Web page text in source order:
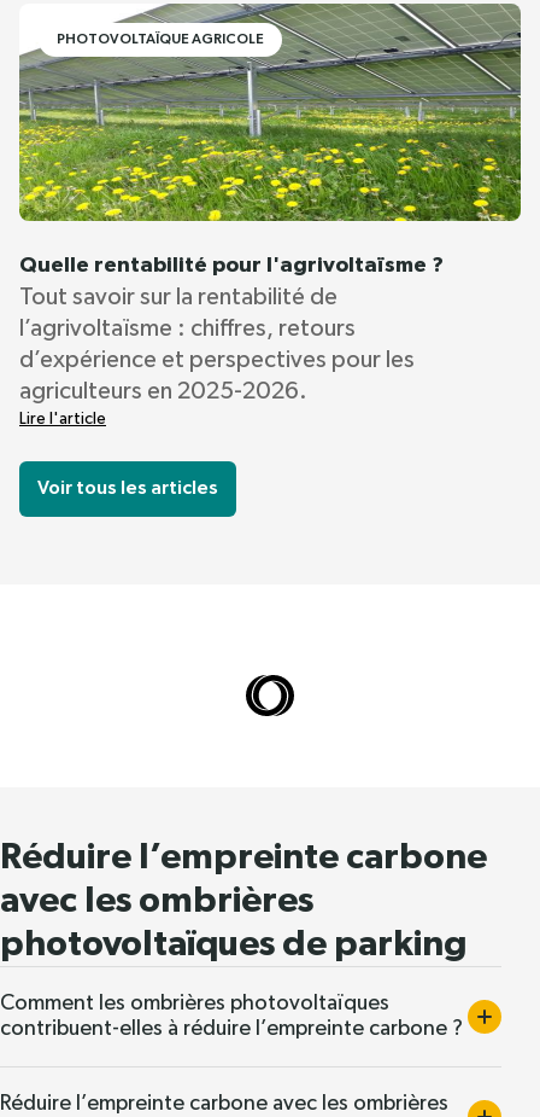
PHOTOVOLTAÏQUE AGRICOLE
Quelle rentabilité pour l'agrivoltaïsme ?
Tout savoir sur la rentabilité de
l’agrivoltaïsme : chiffres, retours
d’expérience et perspectives pour les
agriculteurs en 2025-2026.
Lire l'article
Voir tous les articles
Réduire l’empreinte carbone
avec les ombrières
photovoltaïques de parking
Comment les ombrières photovoltaïques
contribuent-elles à réduire l’empreinte carbone ?
Réduire l’empreinte carbone avec les ombrières